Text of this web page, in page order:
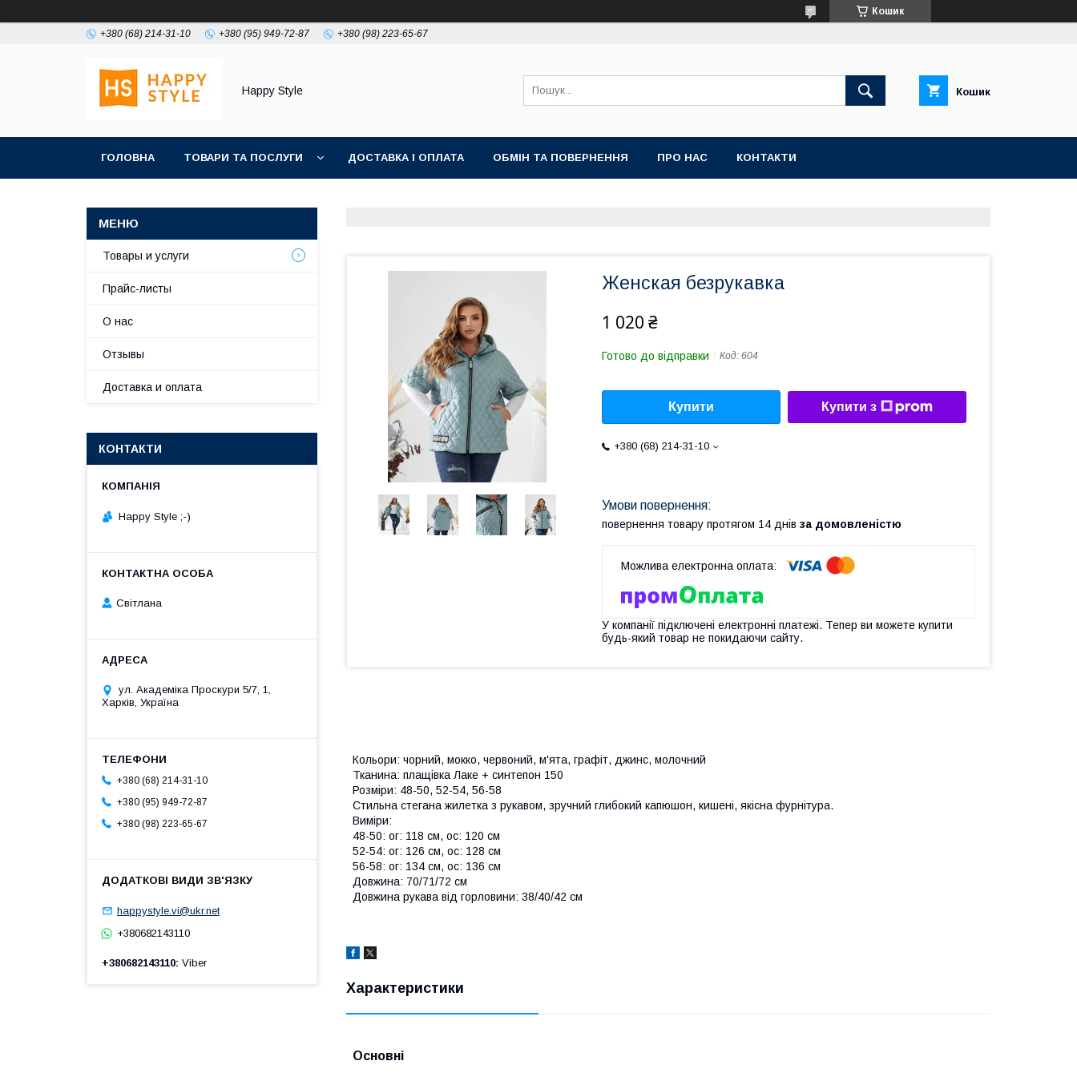
Кошик
+380 (68) 214-31-10 +380 (95) 949-72-87 +380 (98) 223-65-67
Happy Style Кошик
ГОЛОВНА ТОВАРИ ТА ПОСЛУГИ ДОСТАВКА І ОПЛАТА ОБМІН ТА ПОВЕРНЕННЯ ПРО НАС КОНТАКТИ
Женская безрукавка
1 020 ₴
Готово до відправки Код: 604
Купити Купити з
+380 (68) 214-31-10
повернення товару протягом 14 днів за домовленістю
У компанії підключені електронні платежі. Тепер ви можете купити
будь-який товар не покидаючи сайту.
Кольори: чорний, мокко, червоний, м'ята, графіт, джинс, молочний
Тканина: плащівка Лаке + синтепон 150
Розміри: 48-50, 52-54, 56-58
Стильна стегана жилетка з рукавом, зручний глибокий капюшон, кишені, якісна фурнітура.
Виміри:
48-50: ог: 118 см, ос: 120 см
52-54: ог: 126 см, ос: 128 см
56-58: ог: 134 см, ос: 136 см
Довжина: 70/71/72 см
Довжина рукава від горловини: 38/40/42 см
Характеристики
Основні
Товары и услуги
Прайс-листы
О нас
Отзывы
Доставка и оплата
КОНТАКТИ
Happy Style ;-)
Cвітлана
ул. Академіка Проскури 5/7, 1,
Харків, Україна
+380 (68) 214-31-10
+380 (95) 949-72-87
+380 (98) 223-65-67
happystyle.vi@ukr.net
+380682143110
+380682143110 Viber